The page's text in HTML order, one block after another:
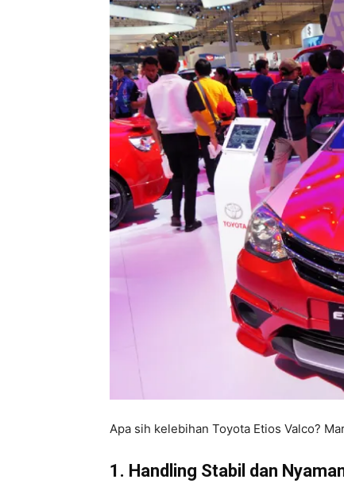
Apa sih kelebihan Toyota Etios Valco?
1. Handling Stabil dan